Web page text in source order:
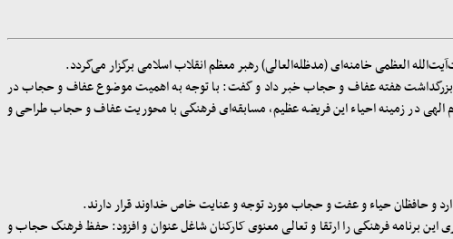
العظمی خامنه‌ای (مدظله‌العالی) رهبر معظم انقلاب اسلامی برگزار می‌گردد.
با بزرگداشت هفته عفاف و حجاب خبر داد و گفت: با توجه به اهمیت موضوع عفاف و حجاب در
در زمینه احیاء این فریضه عظیم، مسابقه‌ای فرهنگی با محوریت عفاف و حجاب طراحی و
حافظان حیاء و عفت و حجاب مورد توجه و عنایت خاص خداوند قرار دارند.
برنامه فرهنگی را ارتقا و تعالی معنوی کارکنان شاغل عنوان و افزود: حفظ فرهنگ حجاب و